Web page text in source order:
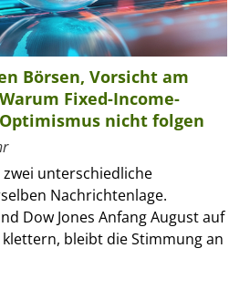
Börsen, Vorsicht am
Fixed-Income-
nicht folgen
zwei unterschiedliche
Nachrichtenlage.
Dow Jones Anfang August auf
bleibt die Stimmung an